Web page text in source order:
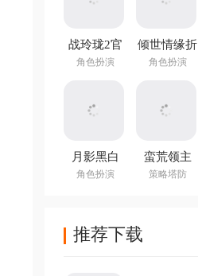
战玲珑2官
方正版
角色扮演
倾世情缘折
扣版
角色扮演
月影黑白
角色扮演
蛮荒领主
策略塔防
推荐下载